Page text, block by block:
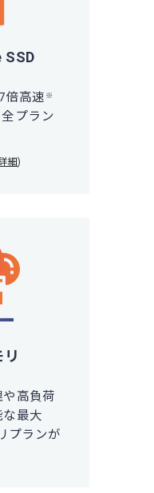
SSD
倍高速 ※
プラン
細)
高負荷
最大
プランが